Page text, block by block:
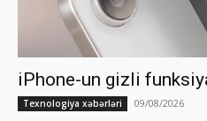
iPhone-un gizli
Texnologiya xəbərləri 09/08/2026